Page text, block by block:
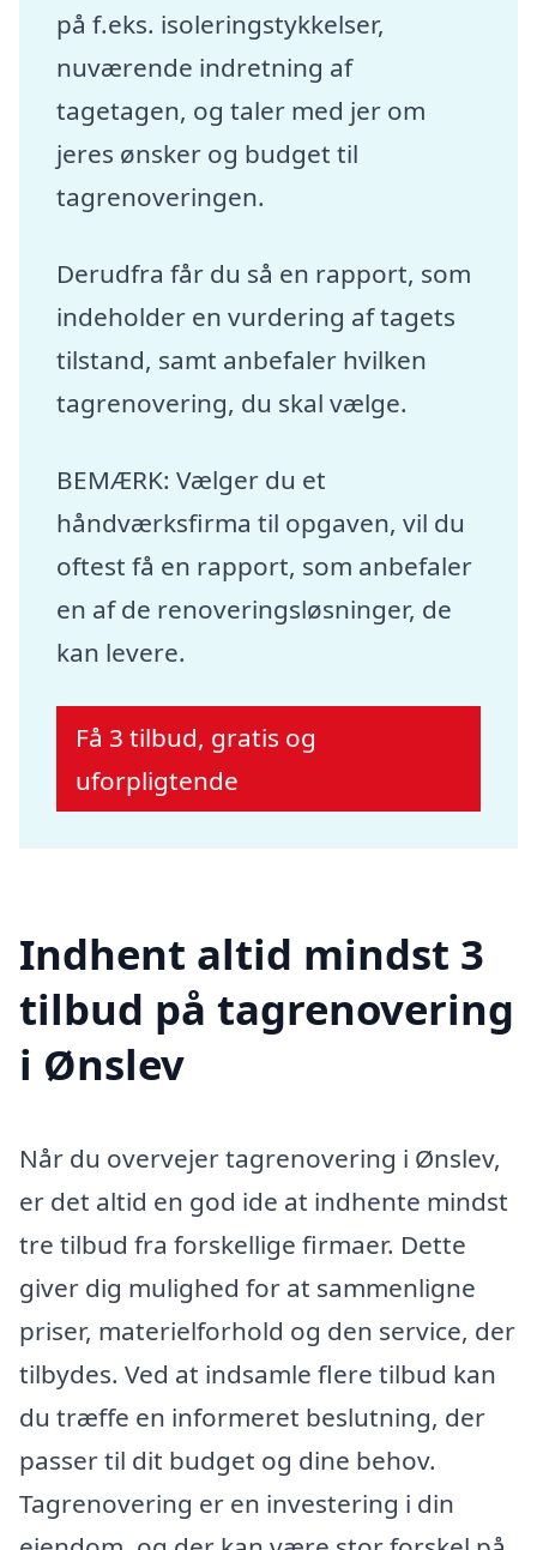
på f.eks. isoleringstykkelser,
nuværende indretning af
tagetagen, og taler med jer om
jeres ønsker og budget til
tagrenoveringen.
Derudfra får du så en rapport, som
indeholder en vurdering af tagets
tilstand, samt anbefaler hvilken
tagrenovering, du skal vælge.
BEMÆRK: Vælger du et
håndværksfirma til opgaven, vil du
oftest få en rapport, som anbefaler
en af de renoveringsløsninger, de
kan levere.
Få 3 tilbud, gratis og
uforpligtende
Indhent altid mindst 3
tilbud på tagrenovering
i Ønslev
Når du overvejer tagrenovering i Ønslev,
er det altid en god ide at indhente mindst
tre tilbud fra forskellige firmaer. Dette
giver dig mulighed for at sammenligne
priser, materielforhold og den service, der
tilbydes. Ved at indsamle flere tilbud kan
du træffe en informeret beslutning, der
passer til dit budget og dine behov.
Tagrenovering er en investering i din